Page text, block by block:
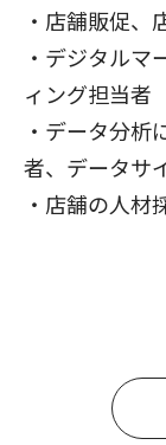
・店舗販促、
・デジタルマ
ィング担当者
・データ分析
者、データサ
・店舗の人材